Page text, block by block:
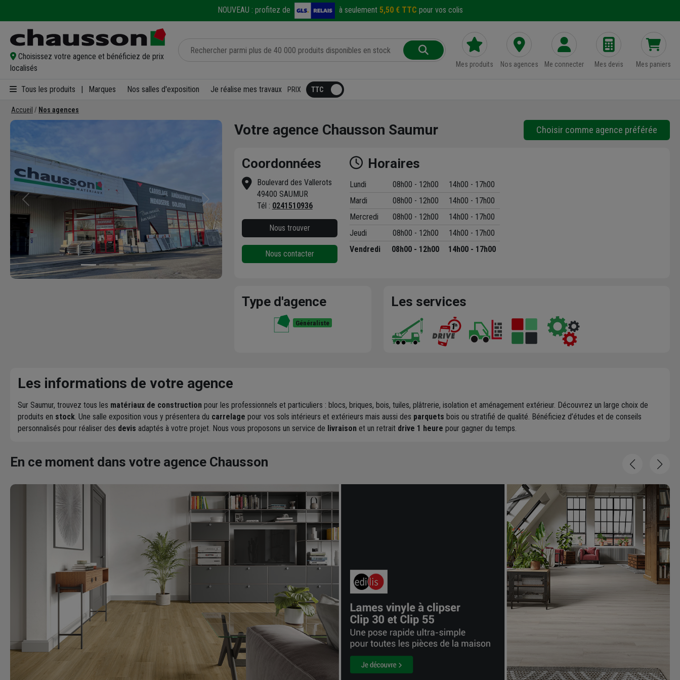
NOUVEAU : profitez de à seulement 5,50 € TTC pour vos colis
Choisissez votre agence et bénéficiez de prix
localisés
Mes produits Nos agences Me connecter Mes devis Mes paniers
Tous les produits Marques Nos salles d'exposition Je réalise mes travaux PRIX
Accueil Nos agences
Précédent Suivant
Votre agence Chausson Saumur Choisir comme agence préférée
Coordonnées
Boulevard des Vallerots
49400 SAUMUR
Tél : 0241510936
Nous trouver
Nous contacter
Horaires
Lundi 08h00 - 12h00
14h00 - 17h00
Mardi
08h00 - 12h00
14h00 - 17h00
Mercredi
08h00 - 12h00
14h00 - 17h00
Jeudi
08h00 - 12h00
14h00 - 17h00
Vendredi
08h00 - 12h00 14h00 - 17h00
Type d'agence
Généraliste
Les services
Les informations de votre agence
Sur Saumur, trouvez tous les matériaux de construction pour les professionnels et particuliers : blocs, briques, bois, tuiles, plâtrerie, isolation et aménagement extérieur. Découvrez un large choix de
produits en stock . Une salle exposition vous y présentera du carrelage pour vos sols intérieurs et extérieurs mais aussi des parquets bois ou stratifié de qualité. Bénéficiez d’études et de conseils
personnalisés pour réaliser des devis adaptés à votre projet. Nous vous proposons un service de livraison et un retrait drive 1 heure pour gagner du temps.
En ce moment dans votre agence Chausson